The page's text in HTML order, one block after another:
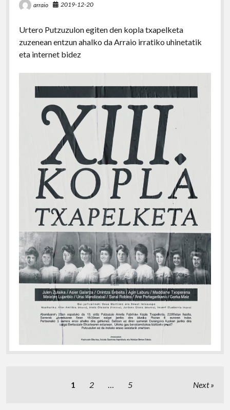
arraio 2019-12-20
Urtero Putzuzulon egiten den kopla txapelketa
zuzenean entzun ahalko da Arraio irratiko uhinetatik
eta internet bidez
1 2 … 5 Next